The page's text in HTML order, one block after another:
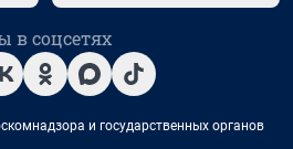
в соцсетях
и государственных органов